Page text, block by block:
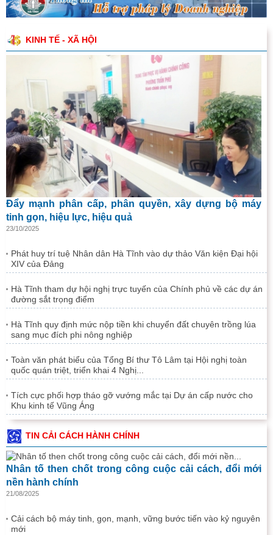
KINH TẾ - XÃ HỘI
Đẩy mạnh phân cấp, phân quyền, xây dựng bộ máy
tinh gọn, hiệu lực, hiệu quả
23/10/2025
Phát huy trí tuệ Nhân dân Hà Tĩnh vào dự thảo Văn kiện Đại hội
XIV của Đảng
Hà Tĩnh tham dự hội nghị trực tuyến của Chính phủ về các dự án
đường sắt trọng điểm
Hà Tĩnh quy định mức nộp tiền khi chuyển đất chuyên trồng lúa
sang mục đích phi nông nghiệp
Toàn văn phát biểu của Tổng Bí thư Tô Lâm tại Hội nghị toàn
quốc quán triệt, triển khai 4 Nghị...
Tích cực phối hợp tháo gỡ vướng mắc tại Dự án cấp nước cho
Khu kinh tế Vũng Áng
TIN CẢI CÁCH HÀNH CHÍNH
Nhân tố then chốt trong công cuộc cải cách, đổi mới
nền hành chính
21/08/2025
Cải cách bộ máy tinh, gọn, mạnh, vững bước tiến vào kỷ nguyên
mới